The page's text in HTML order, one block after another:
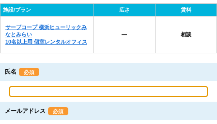
施設/プラン 広さ 賃料
サーブコープ 横浜ヒューリックみ
なとみらい
10名以上用 個室レンタルオフィス
― 相談
氏名 必須
メールアドレス 必須